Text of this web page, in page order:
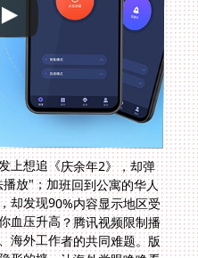
上想追《庆余年2》，却弹
放"；加班回到公寓的华人
却发现90%内容显示地区受
血压升高？腾讯视频限制播
海外工作者的共同难题。版
形的墙，让海外党眼睁睁看
别担心，本文将完整拆解从
方案，让你掌握回国加速器